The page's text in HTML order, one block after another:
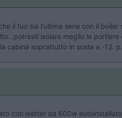
il tuo sia l'ultima serie con il
isolare meglio le
soprattutto in sosta a -12.
con iverter da 600w